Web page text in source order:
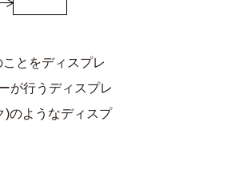
とをディスプレ
が行うディスプレ
)のようなディスプ